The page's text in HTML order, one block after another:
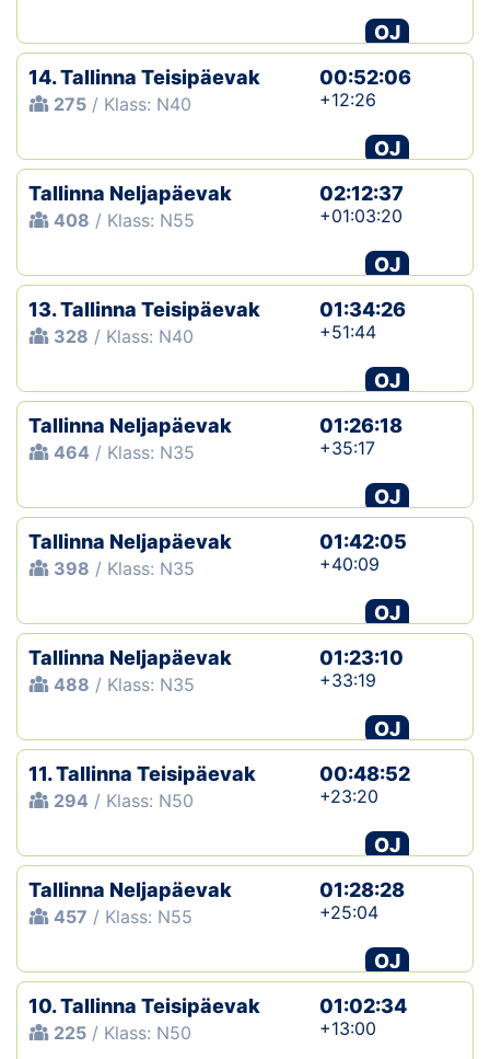
OJ
14. Tallinna Teisipäevak
275 / Klass: N40
00:52:06
+12:26
OJ
Tallinna Neljapäevak
408 / Klass: N55
02:12:37
+01:03:20
OJ
13. Tallinna Teisipäevak
328 / Klass: N40
01:34:26
+51:44
OJ
Tallinna Neljapäevak
464 / Klass: N35
01:26:18
+35:17
OJ
Tallinna Neljapäevak
398 / Klass: N35
01:42:05
+40:09
OJ
Tallinna Neljapäevak
488 / Klass: N35
01:23:10
+33:19
OJ
11. Tallinna Teisipäevak
294 / Klass: N50
00:48:52
+23:20
OJ
Tallinna Neljapäevak
457 / Klass: N55
01:28:28
+25:04
OJ
10. Tallinna Teisipäevak
225 / Klass: N50
01:02:34
+13:00